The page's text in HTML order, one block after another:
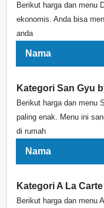
Berikut harga dan menu
ekonomis. Anda bisa
anda
Nama
Kategori San Gyu
Berikut harga dan menu
paling enak. Menu ini
di rumah
Nama
Kategori A La Carte
Berikut harga dan menu